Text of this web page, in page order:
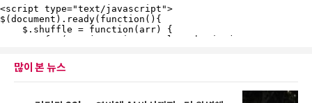
많이 본 뉴스